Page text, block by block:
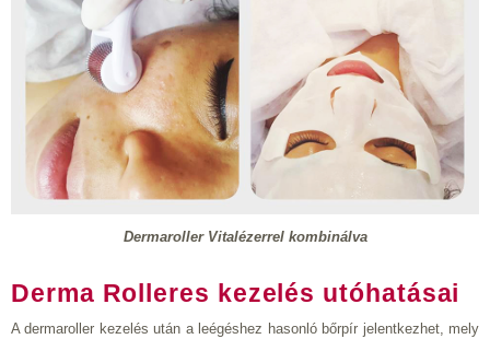
Dermaroller Vitalézerrel kombinálva
Derma Rolleres kezelés utóhatásai
A dermaroller kezelés után a leégéshez hasonló bőrpír jelentkezhet, mely